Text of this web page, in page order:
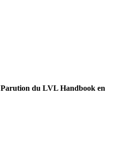
Parution du LVL Handbook en